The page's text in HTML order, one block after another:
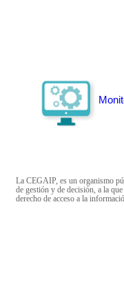
La CEGAIP, es un organismo
de gestión y de decisión, a la
derecho de acceso a la